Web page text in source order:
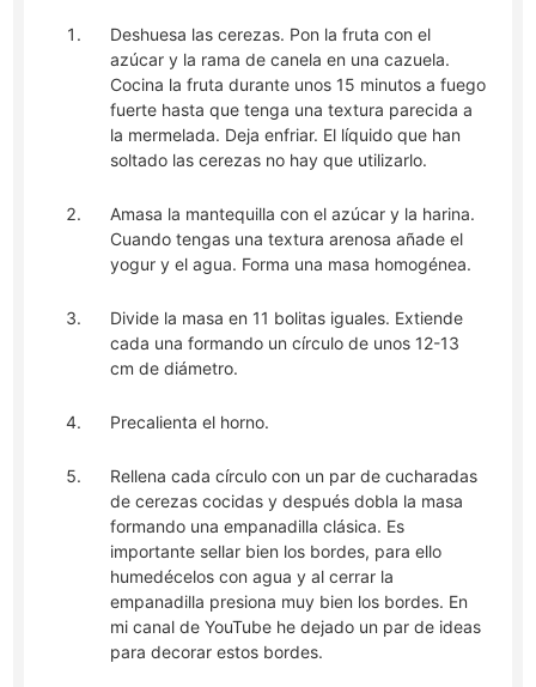
Deshuesa las cerezas. Pon la fruta con el
azúcar y la rama de canela en una cazuela.
Cocina la fruta durante unos 15 minutos a fuego
fuerte hasta que tenga una textura parecida a
la mermelada. Deja enfriar. El líquido que han
soltado las cerezas no hay que utilizarlo.
Amasa la mantequilla con el azúcar y la harina.
Cuando tengas una textura arenosa añade el
yogur y el agua. Forma una masa homogénea.
Divide la masa en 11 bolitas iguales. Extiende
cada una formando un círculo de unos 12-13
cm de diámetro.
Precalienta el horno.
Rellena cada círculo con un par de cucharadas
de cerezas cocidas y después dobla la masa
formando una empanadilla clásica. Es
importante sellar bien los bordes, para ello
humedécelos con agua y al cerrar la
empanadilla presiona muy bien los bordes. En
mi canal de YouTube he dejado un par de ideas
para decorar estos bordes.